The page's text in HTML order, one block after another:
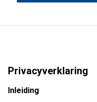
Privacyverklaring
Inleiding